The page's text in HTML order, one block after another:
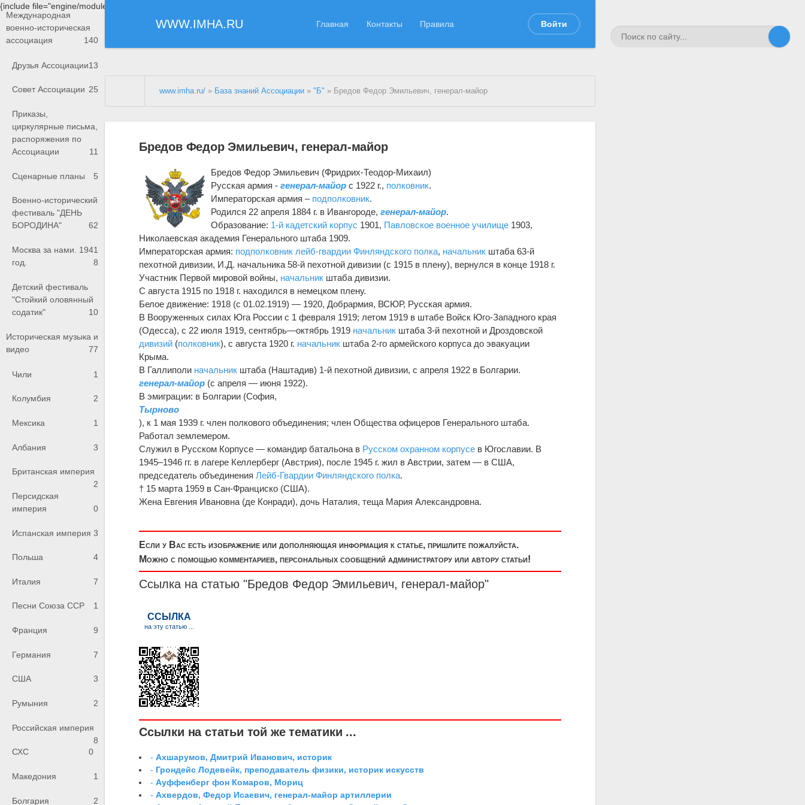
{include file="engine/modules/saperu/head.php"}
WWW.IMHA.RU Главная Контакты Правила Войти
Международная
военно-историческая
ассоциация
140
Друзья Ассоциации13
Совет Ассоциации 25
Приказы,
циркулярные письма,
распоряжения по
Ассоциации
11
Сценарные планы 5
Военно-исторический
фестиваль "ДЕНЬ
БОРОДИНА"
62
Москва за нами. 1941
год.
8
Детский фестиваль
"Стойкий оловянный
содатик"
10
Историческая музыка и
видео
77
Чили 1
Колумбия 2
Мексика 1
Албания 3
Британская империя
2
Персидская
империя
0
Испанская империя 3
Польша 4
Италия 7
Песни Союза ССР 1
Франция 9
Германия 7
США 3
Румыния 2
Российская империя
8
СХС
0
Македония 1
Болгария 2
www.imha.ru/ » База знаний Ассоциации »"Б" » Бредов Федор Эмильевич, генерал-майор
Бредов Федор Эмильевич, генерал-майор
Бредов Федор Эмильевич (Фридрих-Теодор-Михаил)
Русская армия -генерал-майор с 1922 г., полковник.
Императорская армия – подполковник.
Родился 22 апреля 1884 г. в Ивангороде,генерал-майор.
Образование: 1-й кадетский корпус 1901, Павловское военное училище 1903,
Николаевская академия Генерального штаба 1909.
Императорская армия: подполковник лейб-гвардии Финляндского полка, начальник штаба 63-й
пехотной дивизии, И.Д. начальника 58-й пехотной дивизии (с 1915 в плену), вернулся в конце 1918 г.
Участник Первой мировой войны, начальник штаба дивизии.
С августа 1915 по 1918 г. находился в немецком плену.
Белое движение: 1918 (с 01.02.1919) — 1920, Добрармия, ВСЮР, Русская армия.
В Вооруженных силах Юга России с 1 февраля 1919; летом 1919 в штабе Войск Юго-Западного края
(Одесса), с 22 июля 1919, сентябрь—октябрь 1919 начальник штаба 3-й пехотной и Дроздовской
дивизий (полковник), с августа 1920 г. начальник штаба 2-го армейского корпуса до эвакуации
Крыма.
В Галлиполи начальник штаба (Наштадив) 1-й пехотной дивизии, с апреля 1922 в Болгарии.
генерал-майор (с апреля — июня 1922).
В эмиграции: в Болгарии (София,
Тырново
), к 1 мая 1939 г. член полкового объединения; член Общества офицеров Генерального штаба.
Работал землемером.
Служил в Русском Корпусе — командир батальона в Русском охранном корпусе в Югославии. В
1945–1946 гг. в лагере Келлерберг (Австрия), после 1945 г. жил в Австрии, затем — в США,
председатель объединенияЛейб-Гвардии Финляндского полка.
† 15 марта 1959 в Сан-Франциско (США).
Жена Евгения Ивановна (де Конради), дочь Наталия, теща Мария Александровна.
Если у Вас есть изображение или дополняющая информация к статье, пришлите пожалуйста.
Можно с помощью комментариев, персональных сообщений администратору или автору статьи!
Ссылка на статью "Бредов Федор Эмильевич, генерал-майор"
Ссылки на статьи той же тематики ...
-Ахшарумов, Дмитрий Иванович, историк
- Грондейс Лодевейк, преподаватель физики, историк искусств
-Ауффенберг фон Комаров, Мориц
-Ахвердов, Федор Исаевич, генерал-майор артиллерии